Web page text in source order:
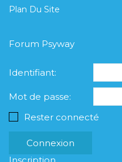
Plan Du Site
Forum Psyway
Identifiant:
Mot de passe:
Rester connecté
Connexion
Inscription